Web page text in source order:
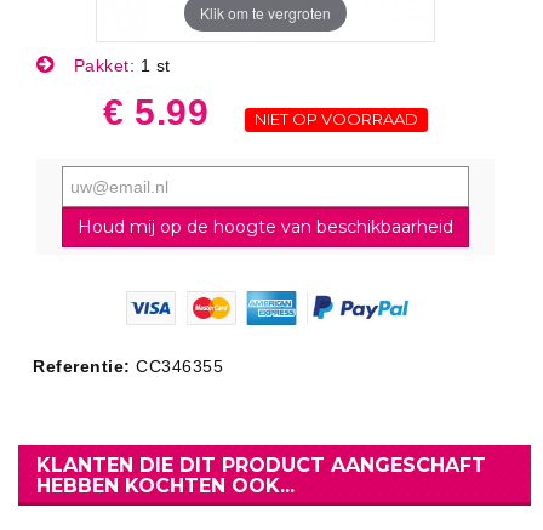
Klik om te vergroten
Pakket: 1 st
€ 5.99 NIET OP VOORRAAD
Houd mij op de hoogte van beschikbaarheid
Referentie: CC346355
KLANTEN DIE DIT PRODUCT AANGESCHAFT
HEBBEN KOCHTEN OOK...